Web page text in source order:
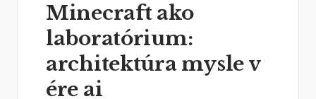
Minecraft ako
laboratórium:
architektúra mysle v
ére ai